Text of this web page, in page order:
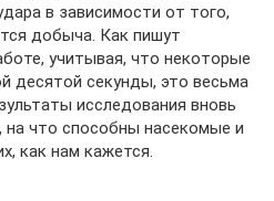
в зависимости от того,
добыча. Как пишут
учитывая, что некоторые
десятой секунды, это весьма
исследования вновь
что способны насекомые и
как нам кажется.